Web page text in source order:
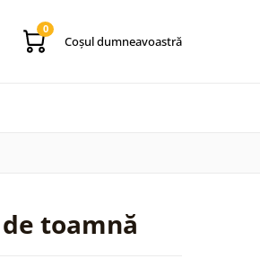
0
Coşul dumneavoastră
toamnă